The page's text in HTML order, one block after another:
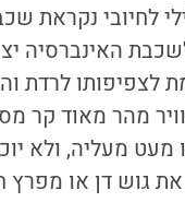
לחיובי נקראת
האינברסיה
לצפיפותו לרדת
מהר מאוד קר
מעליה, ולא
דן או מפרץ